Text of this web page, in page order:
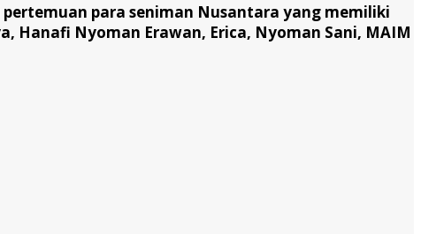
para seniman Nusantara yang memiliki
Hanafi Nyoman Erawan, Erica, Nyoman Sani, MAIM